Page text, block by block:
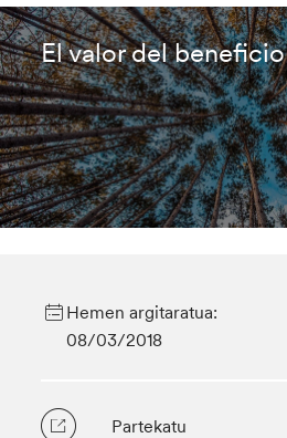
El valor del beneficio
Hemen argitaratua:
08/03/2018
Partekatu